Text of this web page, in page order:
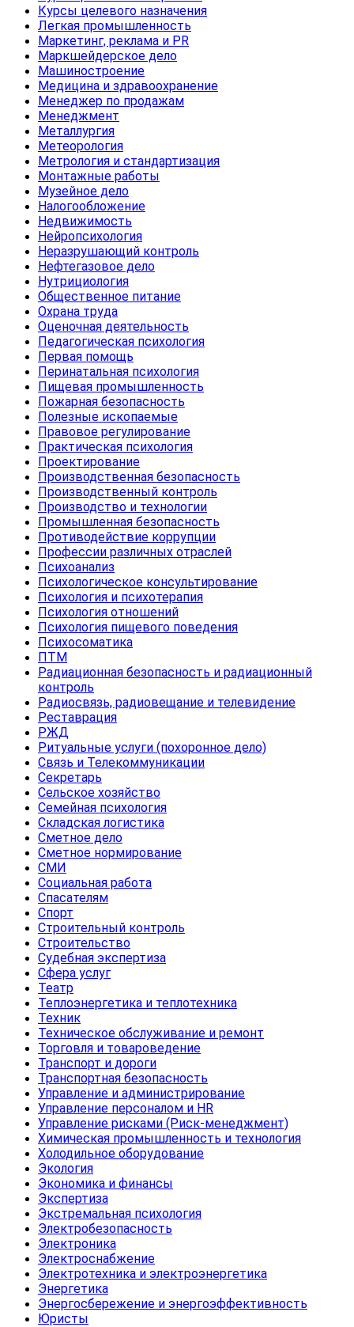
Курсы целевого назначения
Легкая промышленность
Маркетинг, реклама и PR
Маркшейдерское дело
Машиностроение
Медицина и здравоохранение
Менеджер по продажам
Менеджмент
Металлургия
Метеорология
Метрология и стандартизация
Монтажные работы
Музейное дело
Налогообложение
Недвижимость
Нейропсихология
Неразрушающий контроль
Нефтегазовое дело
Нутрициология
Общественное питание
Охрана труда
Оценочная деятельность
Педагогическая психология
Первая помощь
Перинатальная психология
Пищевая промышленность
Пожарная безопасность
Полезные ископаемые
Правовое регулирование
Практическая психология
Проектирование
Производственная безопасность
Производственный контроль
Производство и технологии
Промышленная безопасность
Противодействие коррупции
Профессии различных отраслей
Психоанализ
Психологическое консультирование
Психология и психотерапия
Психология отношений
Психология пищевого поведения
Психосоматика
ПТМ
Радиационная безопасность и радиационный
контроль
Радиосвязь, радиовещание и телевидение
Реставрация
РЖД
Ритуальные услуги (похоронное дело)
Связь и Телекоммуникации
Секретарь
Сельское хозяйство
Семейная психология
Складская логистика
Сметное дело
Сметное нормирование
СМИ
Социальная работа
Спасателям
Спорт
Строительный контроль
Строительство
Судебная экспертиза
Сфера услуг
Театр
Теплоэнергетика и теплотехника
Техник
Техническое обслуживание и ремонт
Торговля и товароведение
Транспорт и дороги
Транспортная безопасность
Управление и администрирование
Управление персоналом и HR
Управление рисками (Риск-менеджмент)
Химическая промышленность и технология
Холодильное оборудование
Экология
Экономика и финансы
Экспертиза
Экстремальная психология
Электробезопасность
Электроника
Электроснабжение
Электротехника и электроэнергетика
Энергетика
Энергосбережение и энергоэффективность
Юристы